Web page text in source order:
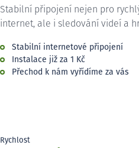
Stabilní připojení nejen pro
internet, ale i sledování videí a
Stabilní internetové připojení
Instalace již za 1 Kč
Přechod k nám vyřídíme za vás
Rychlost